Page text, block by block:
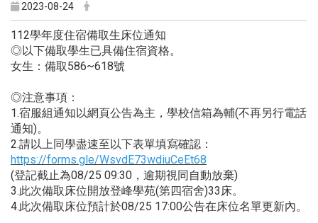
2023-08-24
112學年度住宿備取生床位通知
◎以下備取學生已具備住宿資格。
女生：備取586~618號
◎注意事項：
1.宿服組通知以網頁公告為主，學校信箱為輔(不再另行電話
通知)。
2.請以上同學盡速至以下表單填寫確認：
https://forms.gle/WsvdE73wdiuCeEt68
(登記截止為08/25 09:30，逾期視同自動放棄)
3.此次備取床位開放登峰學苑(第四宿舍)33床。
4.此次備取床位預計於08/25 17:00公告在床位名單更新內。